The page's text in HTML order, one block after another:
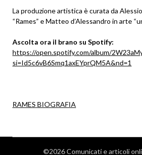
La produzione artistica è curata da
“Rames” e Matteo d’Alessandro in arte
Ascolta ora il brano su Spotify:
https://open.spotify.com/album/
si=Id5c6vB6Smq1axEYprQM5A&nd=1
RAMES BIOGRAFIA
©2026 Comunicati e articoli